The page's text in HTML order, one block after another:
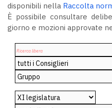
disponibili nella Raccolta
È possibile consultare
giorno e mozioni approvate